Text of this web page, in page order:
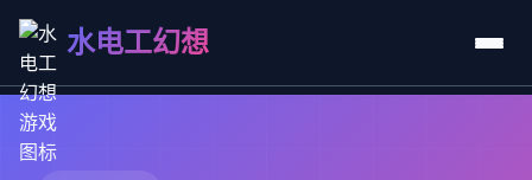
水电工幻想